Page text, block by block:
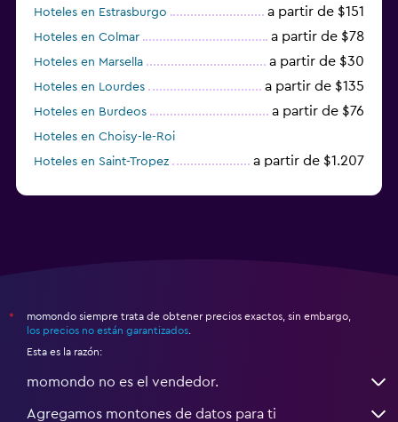
Hoteles en Estrasburgo a partir de $151
Hoteles en Colmar a partir de $78
Hoteles en Marsella a partir de $30
Hoteles en Lourdes a partir de $135
Hoteles en Burdeos a partir de $76
Hoteles en Choisy-le-Roi
Hoteles en Saint-Tropez
a partir de $1.207
*
momondo siempre trata de obtener precios exactos, sin embargo,
los precios no están garantizados
Esta es la razón:
momondo no es el vendedor.
Agregamos montones de datos para ti